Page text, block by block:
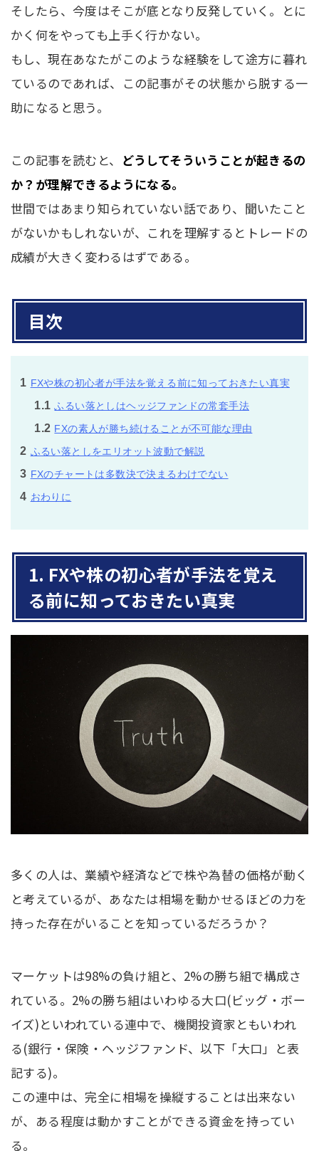
そしたら、今度はそこが底となり反発していく。とに
かく何をやっても上手く行かない。
もし、現在あなたがこのような経験をして途方に暮れ
ているのであれば、この記事がその状態から脱する一
助になると思う。
この記事を読むと、 どうしてそういうことが起きるの
か？が理解できるようになる。
世間ではあまり知られていない話であり、聞いたこと
がないかもしれないが、これを理解するとトレードの
成績が大きく変わるはずである。
目次
1 FXや株の初心者が手法を覚える前に知っておきたい真実
1.1 ふるい落としはヘッジファンドの常套手法
1.2 FXの素人が勝ち続けることが不可能な理由
2 ふるい落としをエリオット波動で解説
3 FXのチャートは多数決で決まるわけでない
4 おわりに
1. FXや株の初心者が手法を覚え
る前に知っておきたい真実
多くの人は、業績や経済などで株や為替の価格が動く
と考えているが、あなたは相場を動かせるほどの力を
持った存在がいることを知っているだろうか？
マーケットは98%の負け組と、2%の勝ち組で構成さ
れている。2%の勝ち組はいわゆる大口(ビッグ・ボー
イズ)といわれている連中で、機関投資家ともいわれ
る(銀行・保険・ヘッジファンド、以下「大口」と表
記する)。
この連中は、完全に相場を操縦することは出来ない
が、ある程度は動かすことができる資金を持ってい
る。